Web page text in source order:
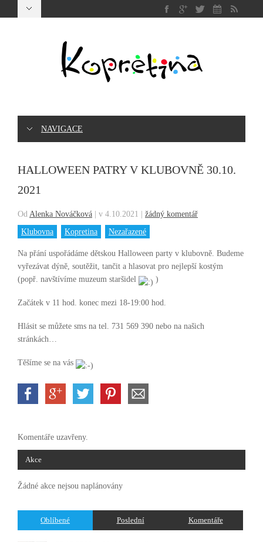
NAVIGACE
HALLOWEEN PATRY V KLUBOVNĚ 30.10.
2021
Od Alenka Nováčková v 4.10.2021
žádný komentář
Klubovna
Kopretina Nezařazené
Na přání uspořádáme dětskou Halloween party v klubovně. Budeme
vyřezávat dýně, soutěžit, tančit a hlasovat pro nejlepší kostým
(popř. navštívíme muzeum staršidel
)
Začátek v 11 hod. konec mezi 18-19:00 hod.
Hlásit se můžete sms na tel. 731 569 390 nebo na našich
stránkách…
Těšíme se na vás
Komentáře uzavřeny.
Akce
Žádné akce nejsou naplánovány
Oblíbené Poslední Komentáře